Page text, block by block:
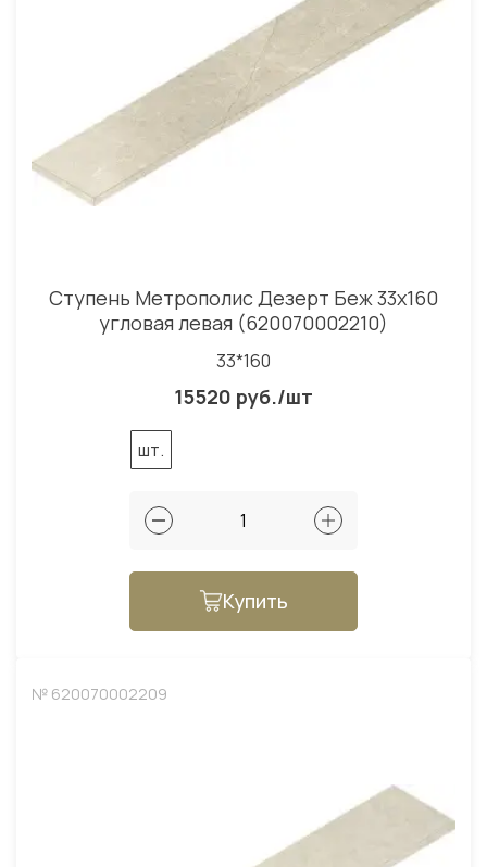
Ступень Метрополис Дезерт Беж 33x160
угловая левая (620070002210)
33*160
15520 руб./шт
шт.
Купить
№ 620070002209